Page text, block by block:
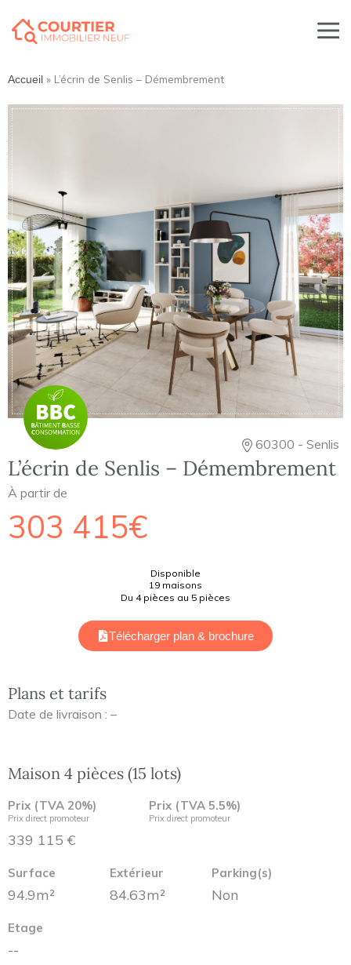
Accueil » L’écrin de Senlis – Démembrement
60300 - Senlis
L’écrin de Senlis – Démembrement
À partir de
303 415€
Disponible
19 maisons
Du 4 pièces au 5 pièces
Télécharger plan & brochure
Plans et tarifs
Date de livraison : –
Maison 4 pièces (15 lots)
Prix (TVA 20%)
Prix direct promoteur
339 115 €
Prix (TVA 5.5%)
Prix direct promoteur
Surface
94.9m²
Extérieur
84.63m²
Parking(s)
Non
Etage
--